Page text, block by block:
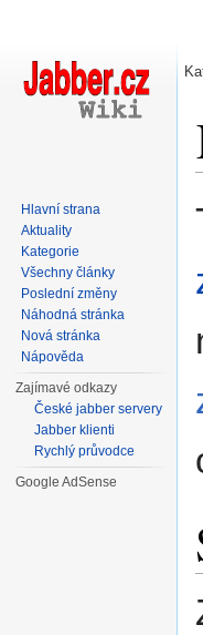
Hlavní strana
Aktuality
Kategorie
Všechny články
Poslední změny
Náhodná stránka
Nová stránka
Nápověda
Zajímavé odkazy
České jabber servery
Jabber klienti
Rychlý průvodce
Google AdSense